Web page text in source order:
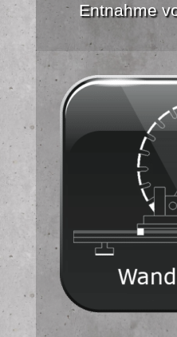
Entnahme